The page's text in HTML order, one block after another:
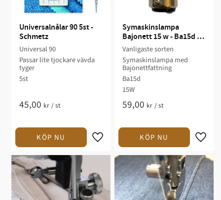
Universalnålar 90 5st -
Schmetz
Universal 90
Passar lite tjockare vävda
tyger
5st
45,00 kr /st
Symaskinslampa
Bajonett 15 w - Ba15d -
Riva
Vanligaste sorten
Symaskinslampa med
Bajonettfattning
Ba15d
15W
59,00 kr /st